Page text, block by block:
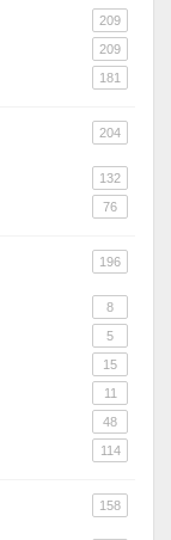
209
209
181
204
132
76
196
8
5
15
11
48
114
158